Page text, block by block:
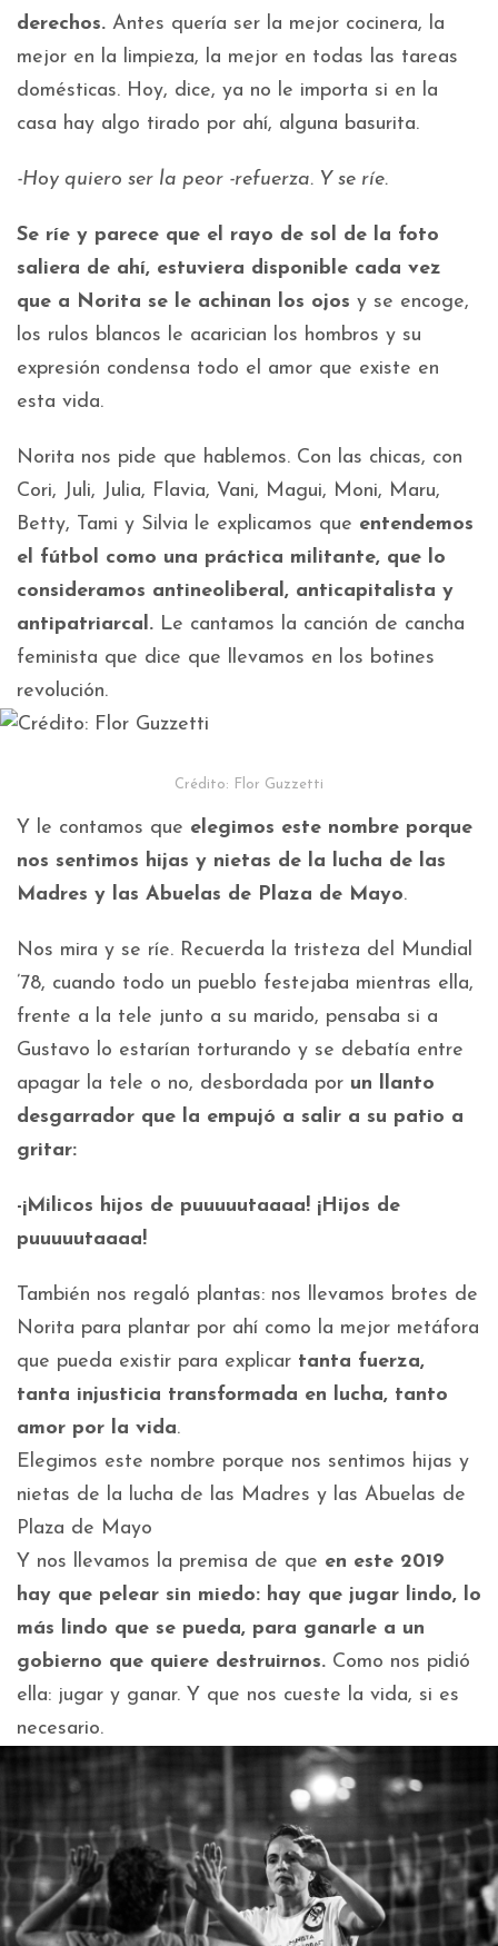
derechos. Antes quería ser la mejor cocinera, la
mejor en la limpieza, la mejor en todas las tareas
domésticas. Hoy, dice, ya no le importa si en la
casa hay algo tirado por ahí, alguna basurita.
-Hoy quiero ser la peor -refuerza. Y se ríe.
Se ríe y parece que el rayo de sol de la foto
saliera de ahí, estuviera disponible cada vez
que a Norita se le achinan los ojos y se encoge,
los rulos blancos le acarician los hombros y su
expresión condensa todo el amor que existe en
esta vida.
Norita nos pide que hablemos. Con las chicas, con
Cori, Juli, Julia, Flavia, Vani, Magui, Moni, Maru,
Betty, Tami y Silvia le explicamos que entendemos
el fútbol como una práctica militante, que lo
consideramos antineoliberal, anticapitalista y
antipatriarcal. Le cantamos la canción de cancha
feminista que dice que llevamos en los botines
revolución.
Crédito: Flor Guzzetti
Y le contamos que elegimos este nombre porque
nos sentimos hijas y nietas de la lucha de las
Madres y las Abuelas de Plaza de Mayo.
Nos mira y se ríe. Recuerda la tristeza del Mundial
’78, cuando todo un pueblo festejaba mientras ella,
frente a la tele junto a su marido, pensaba si a
Gustavo lo estarían torturando y se debatía entre
apagar la tele o no, desbordada por un llanto
desgarrador que la empujó a salir a su patio a
gritar:
-¡Milicos hijos de puuuuutaaaa! ¡Hijos de
puuuuutaaaa!
También nos regaló plantas: nos llevamos brotes de
Norita para plantar por ahí como la mejor metáfora
que pueda existir para explicar tanta fuerza,
tanta injusticia transformada en lucha, tanto
amor por la vida.
Elegimos este nombre porque nos sentimos hijas y
nietas de la lucha de las Madres y las Abuelas de
Plaza de Mayo
Y nos llevamos la premisa de que en este 2019
hay que pelear sin miedo: hay que jugar lindo, lo
más lindo que se pueda, para ganarle a un
gobierno que quiere destruirnos. Como nos pidió
ella: jugar y ganar. Y que nos cueste la vida, si es
necesario.